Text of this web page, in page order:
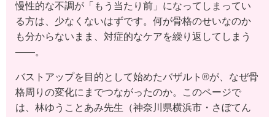
慢性的な不調が「もう当たり前」になってしまってい
る方は、少なくないはずです。何が骨格のせいなのか
も分からないまま、対症的なケアを繰り返してしまう
——。
バストアップを目的として始めたバザルト®が、なぜ骨
格周りの変化にまでつながったのか。このページで
は、林ゆうことあみ先生（神奈川県横浜市・さぼてん